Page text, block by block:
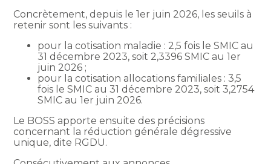
Concrètement, depuis le 1er juin 2026, les seuils à
retenir sont les suivants :
pour la cotisation maladie : 2,5 fois le SMIC au
31 décembre 2023, soit 2,3396 SMIC au 1er
juin 2026 ;
pour la cotisation allocations familiales : 3,5
fois le SMIC au 31 décembre 2023, soit 3,2754
SMIC au 1er juin 2026.
Le BOSS apporte ensuite des précisions
concernant la réduction générale dégressive
unique, dite RGDU.